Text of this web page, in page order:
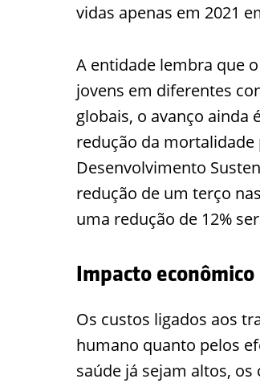
vidas apenas em 2021
A entidade lembra que
jovens em diferentes
globais, o avanço ainda
redução da
Desenvolvimento
redução de um terço
uma redução de 12%
Impacto
Os custos ligados aos
humano quanto pelos
saúde já sejam altos,